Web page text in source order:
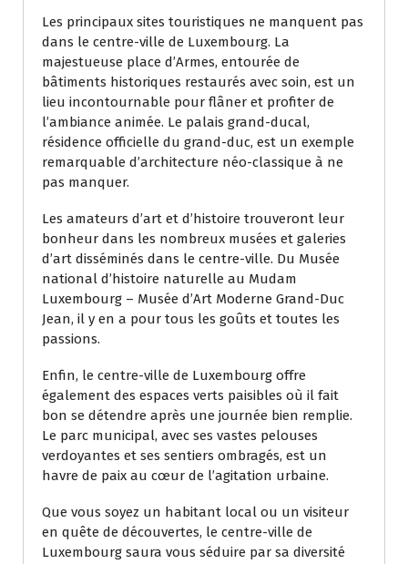
Les principaux sites touristiques ne manquent pas
dans le centre-ville de Luxembourg. La
majestueuse place d’Armes, entourée de
bâtiments historiques restaurés avec soin, est un
lieu incontournable pour flâner et profiter de
l’ambiance animée. Le palais grand-ducal,
résidence officielle du grand-duc, est un exemple
remarquable d’architecture néo-classique à ne
pas manquer.
Les amateurs d’art et d’histoire trouveront leur
bonheur dans les nombreux musées et galeries
d’art disséminés dans le centre-ville. Du Musée
national d’histoire naturelle au Mudam
Luxembourg – Musée d’Art Moderne Grand-Duc
Jean, il y en a pour tous les goûts et toutes les
passions.
Enfin, le centre-ville de Luxembourg offre
également des espaces verts paisibles où il fait
bon se détendre après une journée bien remplie.
Le parc municipal, avec ses vastes pelouses
verdoyantes et ses sentiers ombragés, est un
havre de paix au cœur de l’agitation urbaine.
Que vous soyez un habitant local ou un visiteur
en quête de découvertes, le centre-ville de
Luxembourg saura vous séduire par sa diversité